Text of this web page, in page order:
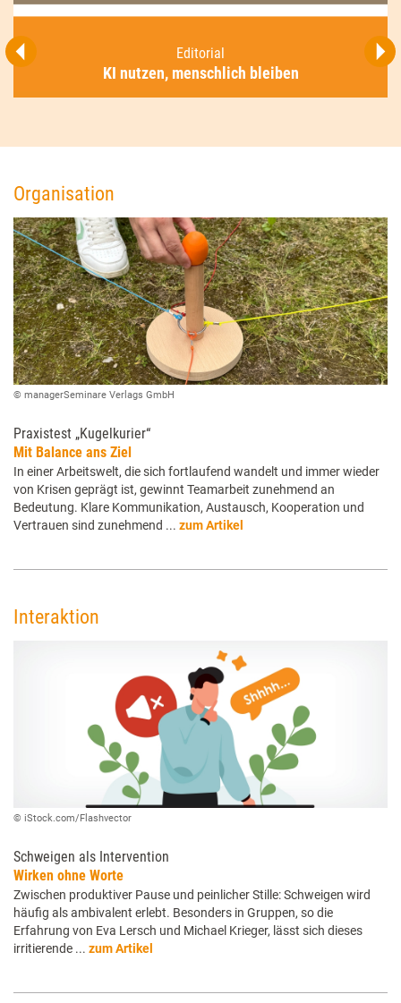
Editorial
KI nutzen, menschlich bleiben
Organisation
© managerSeminare Verlags GmbH
Praxistest „Kugelkurier“
Mit Balance ans Ziel
In einer Arbeitswelt, die sich fortlaufend wandelt und immer wieder
von Krisen geprägt ist, gewinnt Teamarbeit zunehmend an
Bedeutung. Klare Kommunikation, Austausch, Kooperation und
Vertrauen sind zunehmend ... zum Artikel
Interaktion
© iStock.com/Flashvector
Schweigen als Intervention
Wirken ohne Worte
Zwischen produktiver Pause und peinlicher Stille: Schweigen wird
häufig als ambivalent erlebt. Besonders in Gruppen, so die
Erfahrung von Eva Lersch und Michael Krieger, lässt sich dieses
irritierende ... zum Artikel